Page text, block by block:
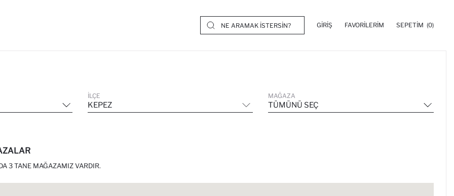
GIRIŞ FAVORILERIM SEPETIM (0)
İLÇE
KEPEZ
MAĞAZA
TÜMÜNÜ SEÇ
3 TANE MAĞAZAMIZ VARDIR.